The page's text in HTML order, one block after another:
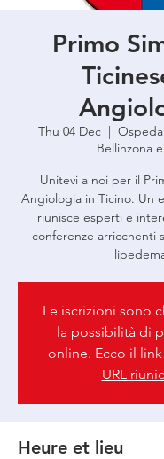
Primo
Thu 04 Dec
  |
Bellinzona
Unitevi a noi per il
Angiologia in Ticino. Un
riunisce esperti e
conferenze arricchenti
Le iscrizioni sono
la possibilità di
online. Ecco il
URL
Heure et lieu